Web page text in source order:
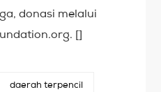
donasi melalui
[]
daerah terpencil